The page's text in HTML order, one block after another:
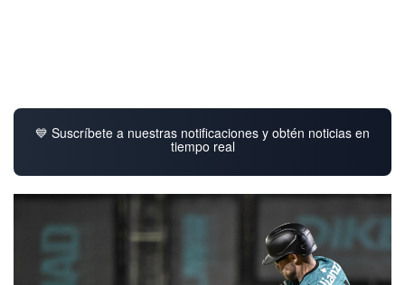
💙 Suscríbete a nuestras notificaciones y obtén noticias en
tiempo real